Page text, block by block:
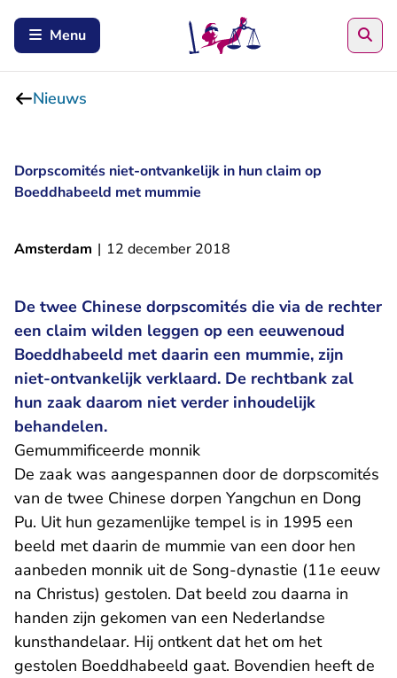
Menu
Nieuws
Dorpscomités niet-ontvankelijk in hun claim op
Boeddhabeeld met mummie
Amsterdam | 12 december 2018
De twee Chinese dorpscomités die via de rechter
een claim wilden leggen op een eeuwenoud
Boeddhabeeld met daarin een mummie, zijn
niet-ontvankelijk verklaard. De rechtbank zal
hun zaak daarom niet verder inhoudelijk
behandelen.
Gemummificeerde monnik
De zaak was aangespannen door de dorpscomités
van de twee Chinese dorpen Yangchun en Dong
Pu. Uit hun gezamenlijke tempel is in 1995 een
beeld met daarin de mummie van een door hen
aanbeden monnik uit de Song-dynastie (11e eeuw
na Christus) gestolen. Dat beeld zou daarna in
handen zijn gekomen van een Nederlandse
kunsthandelaar. Hij ontkent dat het om het
gestolen Boeddhabeeld gaat. Bovendien heeft de